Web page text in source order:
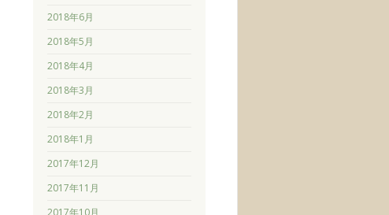
2018年6月
2018年5月
2018年4月
2018年3月
2018年2月
2018年1月
2017年12月
2017年11月
2017年10月